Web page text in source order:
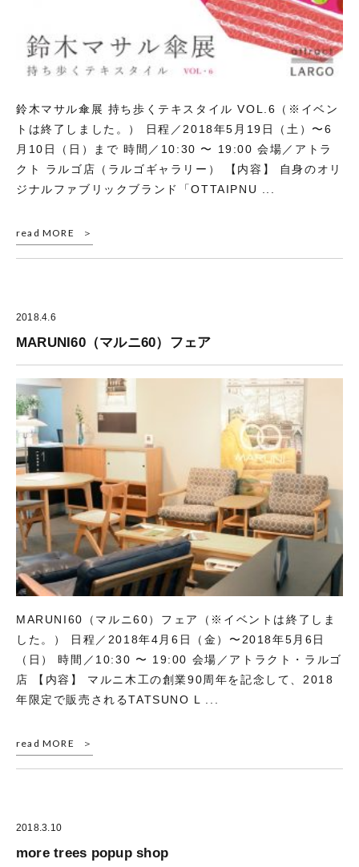
鈴木マサル傘展 持ち歩くテキスタイル VOL.6（※イベン
トは終了しました。） 日程／2018年5月19日（土）〜6
月10日（日）まで 時間／10:30 〜 19:00 会場／アトラ
クト ラルゴ店（ラルゴギャラリー） 【内容】 自身のオリ
ジナルファブリックブランド「OTTAIPNU ...
read MORE
2018.4.6
MARUNI60（マルニ60）フェア
MARUNI60（マルニ60）フェア（※イベントは終了しま
した。） 日程／2018年4月6日（金）〜2018年5月6日
（日） 時間／10:30 〜 19:00 会場／アトラクト・ラルゴ
店 【内容】 マルニ木工の創業90周年を記念して、2018
年限定で販売されるTATSUNO L ...
read MORE
2018.3.10
more trees popup shop